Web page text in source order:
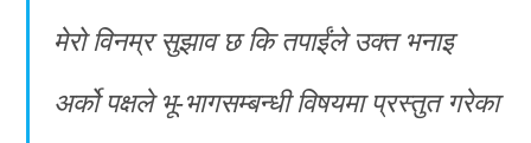
मेरो विनम्र सुझाव छ कि तपाईंले उक्त भनाइ
अर्को पक्षले भू-भागसम्बन्धी विषयमा प्रस्तुत गरेका